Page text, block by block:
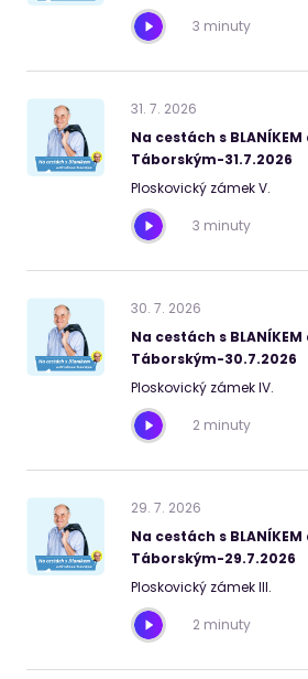
3 minuty
31. 7. 2026
Na cestách s
Táborským-31.7.2026
Ploskovický zámek V.
3 minuty
30. 7. 2026
Na cestách s
Táborským-30.7.2026
Ploskovický zámek IV.
2 minuty
29. 7. 2026
Na cestách s
Táborským-29.7.2026
Ploskovický zámek III.
2 minuty